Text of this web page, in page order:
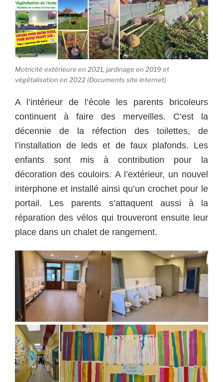
Motricité extérieure en 2021, jardinage en 2019 et
végétalisation en 2022 (Documents site internet)
A l’intérieur de l’école les parents bricoleurs
continuent à faire des merveilles. C’est la
décennie de la réfection des toilettes, de
l’installation de leds et de faux plafonds. Les
enfants sont mis à contribution pour la
décoration des couloirs. A l’extérieur, un nouvel
interphone et installé ainsi qu’un crochet pour le
portail. Les parents s’attaquent aussi à la
réparation des vélos qui trouveront ensuite leur
place dans un chalet de rangement.